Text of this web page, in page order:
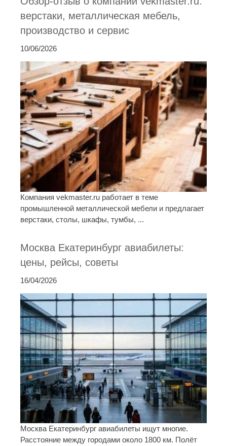
верстаки, металлическая мебель,
производство и сервис
10/06/2026
Компания vekmaster.ru работает в теме
промышленной металлической мебели и предлагает
верстаки, столы, шкафы, тумбы, ...
Москва Екатеринбург авиабилеты:
цены, рейсы, советы
16/04/2026
Москва Екатеринбург авиабилеты ищут многие.
Расстояние между городами около 1800 км. Полёт